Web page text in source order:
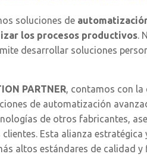
soluciones de
los procesos productivos.
desarrollar soluciones
PARTNER, contamos con la
de automatización
de otros fabricantes,
Esta alianza
altos estándares de calidad y